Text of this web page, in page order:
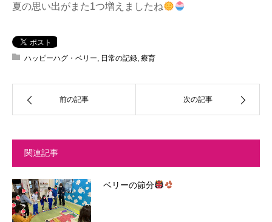
夏の思い出がまた1つ増えましたね
ハッピーハグ・ベリー, 日常の記録, 療育
前の記事 次の記事
関連記事
ベリーの節分